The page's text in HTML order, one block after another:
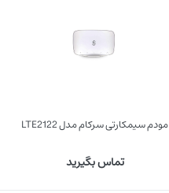
مودم سیمکارتی سرکام مدل LTE2122
تماس بگیرید